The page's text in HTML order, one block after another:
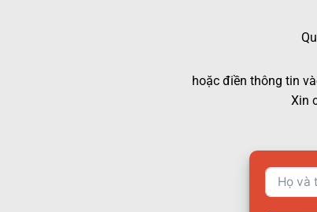
hoặc điền thông tin
Xin